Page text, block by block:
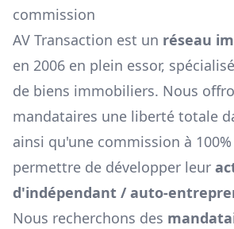
commission
AV Transaction est un réseau
en 2006 en plein essor,
de biens immobiliers. Nous
mandataires une liberté totale
ainsi qu'une commission à
permettre de développer leur
d'indépendant / auto-
Nous recherchons des